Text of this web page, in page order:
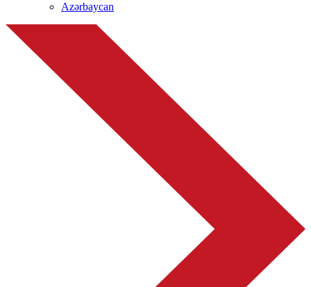
Azərbaycan